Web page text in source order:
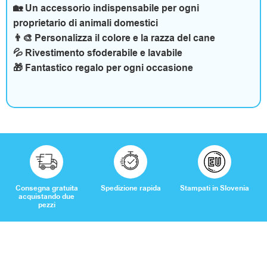
n
i
🏡 Un accessorio indispensabile per ogni
proprietario di animali domestici
👨‍🎨 Personalizza il colore e la razza del cane
💦 Rivestimento sfoderabile e lavabile
🎁 Fantastico regalo per ogni occasione
Consegna gratuita
acquistando due
pezzi
Spedizione rapida Stampati in Slovenia